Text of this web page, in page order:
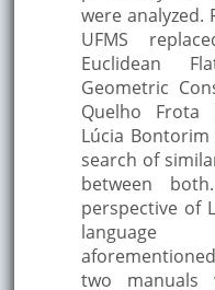
were analyzed.
UFMS
Euclidean
Geometric
Quelho Frota
Lúcia Bontorim
search of
between
perspective of
two manuals